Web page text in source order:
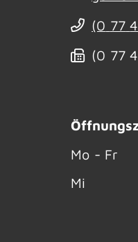
(0 77
(0 77
Mo - Fr
Mi